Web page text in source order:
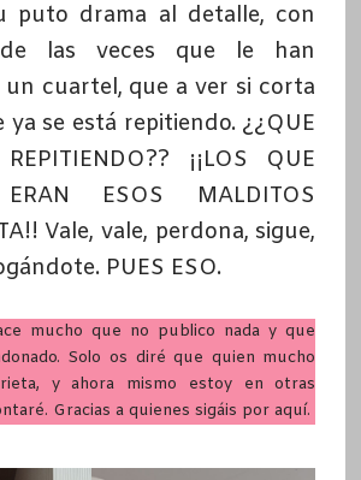
puto drama al detalle, con
las veces que le han
cuartel, que a ver si corta
ya se está repitiendo. ¿¿QUE
¡¡LOS QUE
ERAN ESOS MALDITOS
Vale, vale, perdona, sigue,
PUES ESO.
mucho que no publico nada y que
Solo os diré que quien mucho
y ahora mismo estoy en otras
Gracias a quienes sigáis por aquí.